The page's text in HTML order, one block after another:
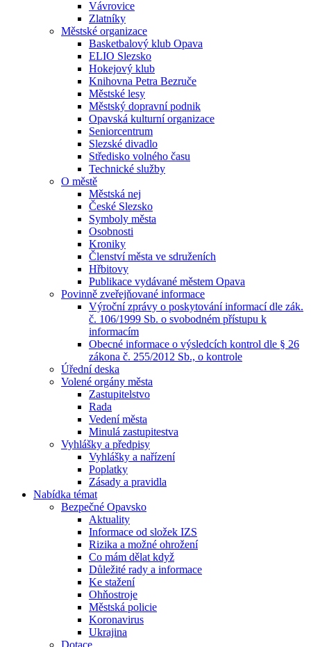
Vávrovice
Zlatníky
Městské organizace
Basketbalový klub Opava
ELIO Slezsko
Hokejový klub
Knihovna Petra Bezruče
Městské lesy
Městský dopravní podnik
Opavská kulturní organizace
Seniorcentrum
Slezské divadlo
Středisko volného času
Technické služby
O městě
Městská nej
České Slezsko
Symboly města
Osobnosti
Kroniky
Členství města ve sdruženích
Hřbitovy
Publikace vydávané městem Opava
Povinně zveřejňované informace
Výroční zprávy o poskytování informací dle zák.
č. 106/1999 Sb. o svobodném přístupu k
informacím
Obecné informace o výsledcích kontrol dle § 26
zákona č. 255/2012 Sb., o kontrole
Úřední deska
Volené orgány města
Zastupitelstvo
Rada
Vedení města
Minulá zastupitestva
Vyhlášky a předpisy
Vyhlášky a nařízení
Poplatky
Zásady a pravidla
Nabídka témat
Bezpečné Opavsko
Aktuality
Informace od složek IZS
Rizika a možné ohrožení
Co mám dělat když
Důležité rady a informace
Ke stažení
Ohňostroje
Městská policie
Koronavirus
Ukrajina